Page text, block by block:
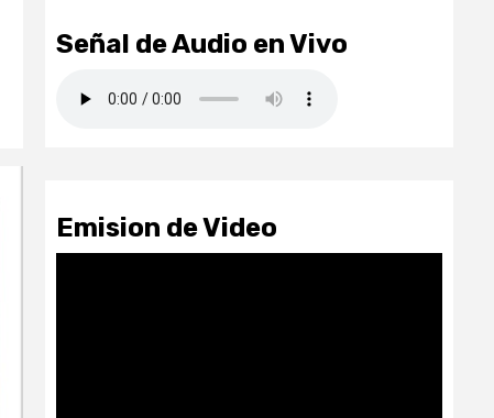
Señal de Audio en Vivo
Emision de Video